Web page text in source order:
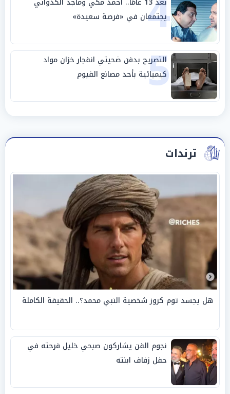
يجتمعان في «فرصة سعيدة»
5
التصريح بدفن ضحيتي انفجار خزان مواد
كيميائية بأحد مصانع الفيوم
ترندات
هل يجسد توم كروز شخصية النبي محمد؟.. الحقيقة الكاملة
نجوم الفن يشاركون صبحي خليل فرحته في
حفل زفاف ابنته